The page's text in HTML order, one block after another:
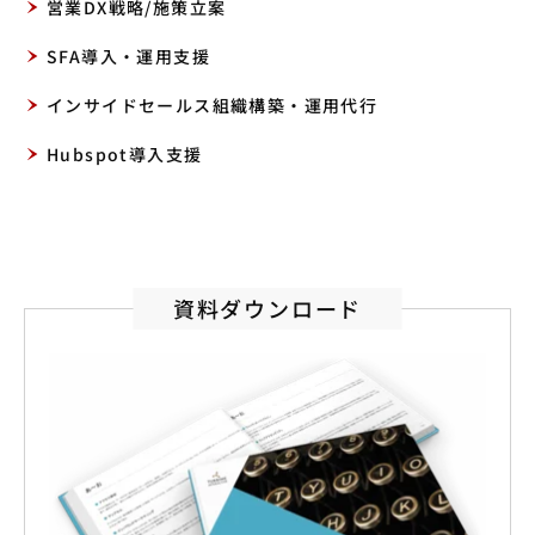
営業DX戦略/施策立案
SFA導入・運用支援
インサイドセールス組織構築・運用代行
Hubspot導入支援
資料ダウンロード